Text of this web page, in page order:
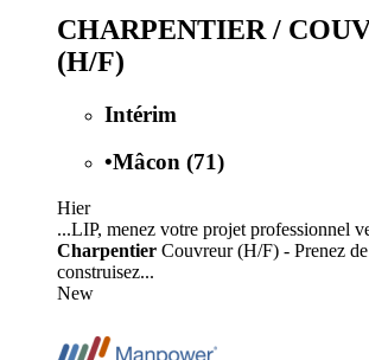
CHARPENTIER /
(H/F)
Intérim
•Mâcon (71)
Hier
...LIP, menez votre projet professionnel
Charpentier Couvreur (H/F) - Prenez
construisez...
New